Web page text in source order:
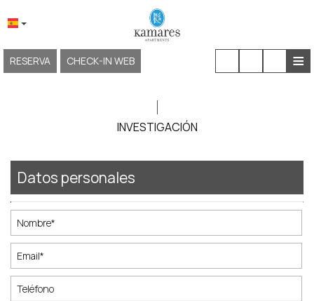
≡
RESERVA CHECK-IN WEB
SOBRE NOSOTROS
ALOJAMIENTO
INSTALACIONES Y SERVICIOS
EXPERIENCIAS
INVESTIGACIÓN
Datos personales